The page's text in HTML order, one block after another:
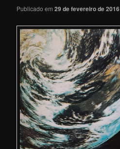
Publicado em29 de fevereiro de 2016